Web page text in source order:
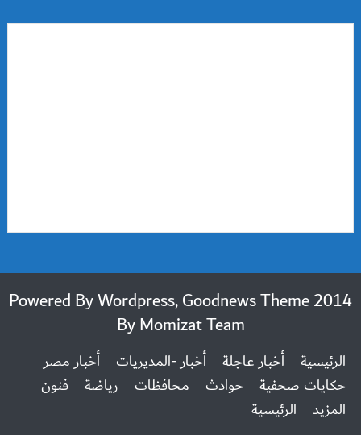
2014 Powered By Wordpress, Goodnews Theme
ByMomizat Team
الرئيسية أخبار عاجلة أخبار -المديريات
أخبار مصر
حكايات صحفية
حوادث محافظات رياضة
فنون
المزيد
الرئيسية